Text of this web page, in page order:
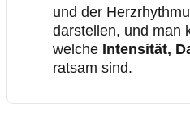
und der
darstellen, und man
welche Intensität,
ratsam sind.